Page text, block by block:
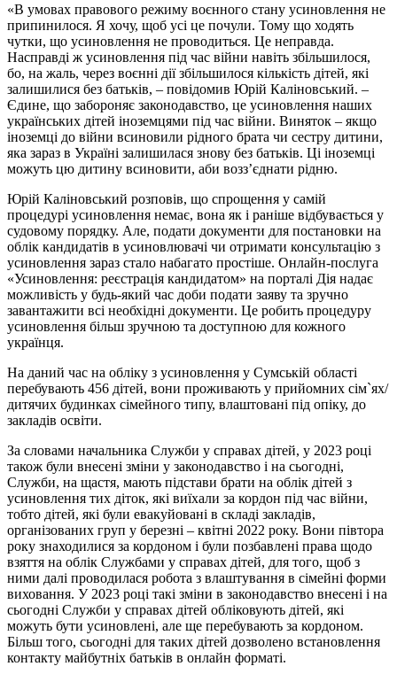
«В умовах правового режиму воєнного стану усиновлення не
припинилося. Я хочу, щоб усі це почули. Тому що ходять
чутки, що усиновлення не проводиться. Це неправда.
Насправді ж усиновлення під час війни навіть збільшилося,
бо, на жаль, через воєнні дії збільшилося кількість дітей, які
залишилися без батьків, – повідомив Юрій Каліновський. –
Єдине, що забороняє законодавство, це усиновлення наших
українських дітей іноземцями під час війни. Виняток – якщо
іноземці до війни всиновили рідного брата чи сестру дитини,
яка зараз в Україні залишилася знову без батьків. Ці іноземці
можуть цю дитину всиновити, аби возз’єднати рідню.
Юрій Каліновський розповів, що спрощення у самій
процедурі усиновлення немає, вона як і раніше відбувається у
судовому порядку. Але, подати документи для постановки на
облік кандидатів в усиновлювачі чи отримати консультацію з
усиновлення зараз стало набагато простіше. Онлайн-послуга
«Усиновлення: реєстрація кандидатом» на порталі Дія надає
можливість у будь-який час доби подати заяву та зручно
завантажити всі необхідні документи. Це робить процедуру
усиновлення більш зручною та доступною для кожного
українця.
На даний час на обліку з усиновлення у Сумській області
перебувають 456 дітей, вони проживають у прийомних сім`ях/
дитячих будинках сімейного типу, влаштовані під опіку, до
закладів освіти.
За словами начальника Служби у справах дітей, у 2023 році
також були внесені зміни у законодавство і на сьогодні,
Служби, на щастя, мають підстави брати на облік дітей з
усиновлення тих діток, які виїхали за кордон під час війни,
тобто дітей, які були евакуйовані в складі закладів,
організованих груп у березні – квітні 2022 року. Вони півтора
року знаходилися за кордоном і були позбавлені права щодо
взяття на облік Службами у справах дітей, для того, щоб з
ними далі проводилася робота з влаштування в сімейні форми
виховання. У 2023 році такі зміни в законодавство внесені і на
сьогодні Служби у справах дітей обліковують дітей, які
можуть бути усиновлені, але ще перебувають за кордоном.
Більш того, сьогодні для таких дітей дозволено встановлення
контакту майбутніх батьків в онлайн форматі.